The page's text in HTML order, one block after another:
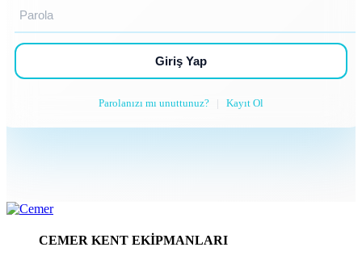
Giriş Yap
Parolanızı mı unuttunuz? | Kayıt Ol
CEMER KENT EKİPMANLARI